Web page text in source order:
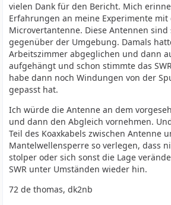
vielen Dank für den Bericht. Mich
Erfahrungen an meine Experimente mit
Microvertantenne. Diese Antennen
gegenüber der Umgebung. Damals
Arbeitszimmer abgeglichen und dann
aufgehängt und schon stimmte das
habe dann noch Windungen von der
gepasst hat.
Ich würde die Antenne an dem
und dann den Abgleich vornehmen.
Teil des Koaxkabels zwischen Antenne
Mantelwellensperre so verlegen, dass
stolper oder sich sonst die Lage
SWR unter Umständen wieder hin.
72 de thomas, dk2nb